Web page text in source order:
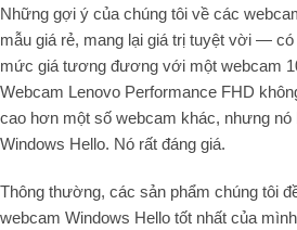
Những gợi ý của chúng tôi về các
mẫu giá rẻ, mang lại giá trị tuyệt vời —
mức giá tương đương với một webcam
Webcam Lenovo Performance FHD
cao hơn một số webcam khác, nhưng nó
Windows Hello. Nó rất đáng giá.
Thông thường, các sản phẩm chúng tôi
webcam Windows Hello tốt nhất của